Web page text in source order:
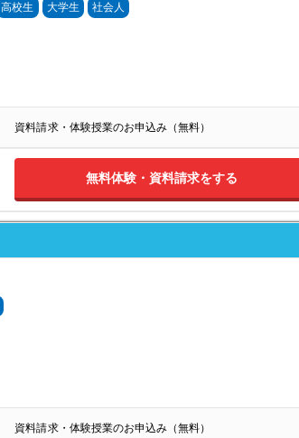
高校生 大学生 社会人
資料請求・体験授業のお申込み（無料）
無料体験・資料請求をする
資料請求・体験授業のお申込み（無料）